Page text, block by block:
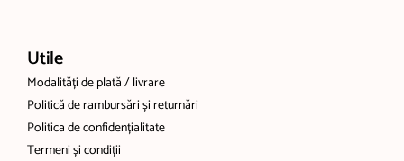
Utile
Modalități de plată / livrare
Politică de rambursări și returnări
Politica de confidențialitate
Termeni și condiții